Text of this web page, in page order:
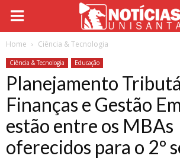
Home Ciência & Tecnologia
Ciência & Tecnologia Educação
Planejamento
Finanças e Gestão
estão entre os MBAs
oferecidos para o 2º